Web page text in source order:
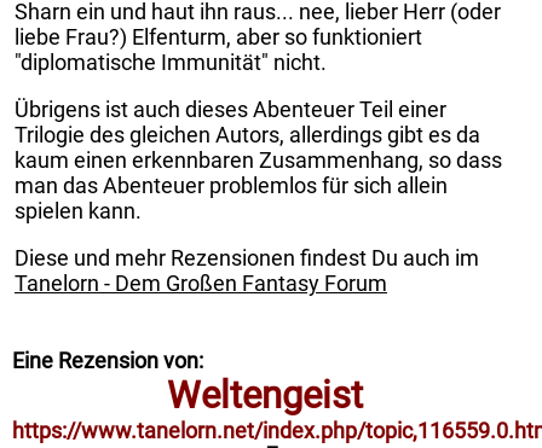
Sharn ein und haut ihn raus... nee, lieber Herr (oder
liebe Frau?) Elfenturm, aber so funktioniert
"diplomatische Immunität" nicht.
Übrigens ist auch dieses Abenteuer Teil einer
Trilogie des gleichen Autors, allerdings gibt es da
kaum einen erkennbaren Zusammenhang, so dass
man das Abenteuer problemlos für sich allein
spielen kann.
Diese und mehr Rezensionen findest Du auch im
Tanelorn - Dem Großen Fantasy Forum
Eine Rezension von:
Weltengeist
https://www.tanelorn.net/index.php/